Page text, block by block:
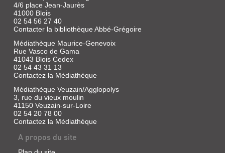
ET
...
|
La
Saussaye,
Louis
de
|
Editions
Hesse,
2009
journal
écrit
au
4/6 place Jean-Jaurès
41000 Blois
02 54 56 27 40
Contacter la bibliothèque Abbé-Grégoire
Médiathèque Maurice-Genevoix
Rue Vasco de Gama
41043 Blois Cedex
02 54 43 31 13
Contactez la Médiathèque
Médiathèque Veuzain/Agglopolys
3, rue du vieux moulin
41150 Veuzain-sur-Loire
02 54 20 78 00
Contactez la Médiathèque
A propos du site